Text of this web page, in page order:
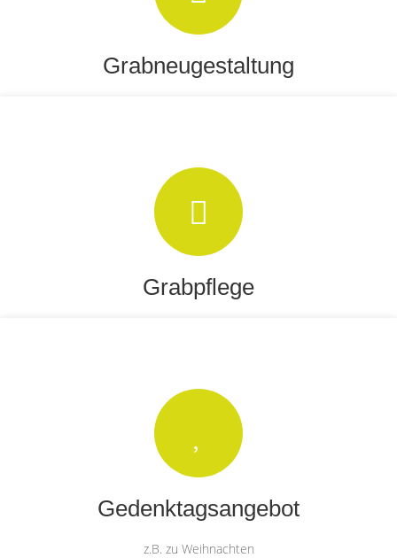
Grabneugestaltung
Grabpflege
Gedenktagsangebot
z.B. zu Weihnachten